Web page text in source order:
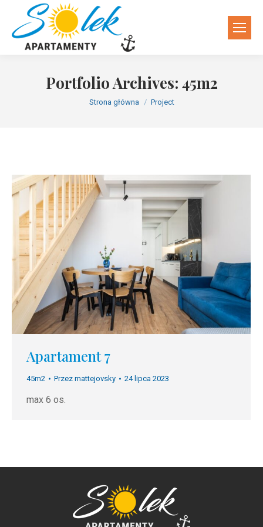
Portfolio Archives: 45m2
Jesteś tutaj:
Strona główna Project
Apartament 7
45m2 Przez mattejovsky 24 lipca 2023
max 6 os.